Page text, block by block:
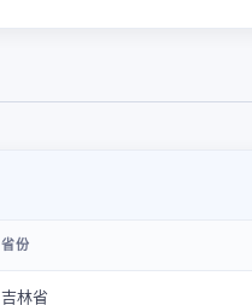
省份
吉林省